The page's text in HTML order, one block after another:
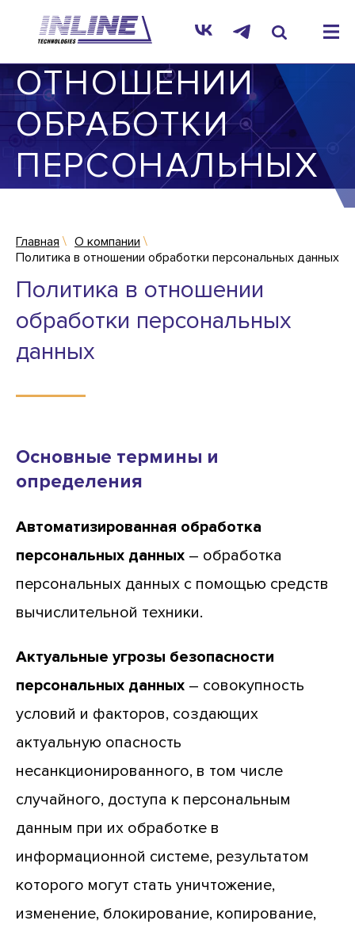
ПОЛИТИКА В
ОТНОШЕНИИ
ОБРАБОТКИ
ПЕРСОНАЛЬНЫХ
Главная
О компании
Политика в отношении обработки персональных данных
Политика в отношении
обработки персональных
данных
Основные термины и
определения
Автоматизированная обработка
персональных данных – обработка
персональных данных с помощью средств
вычислительной техники.
Актуальные угрозы безопасности
персональных данных – совокупность
условий и факторов, создающих
актуальную опасность
несанкционированного, в том числе
случайного, доступа к персональным
данным при их обработке в
информационной системе, результатом
которого могут стать уничтожение,
изменение, блокирование, копирование,